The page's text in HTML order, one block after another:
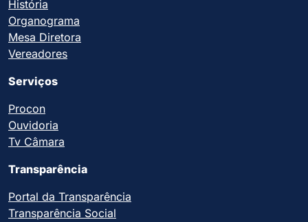
História
Organograma
Mesa Diretora
Vereadores
Serviços
Procon
Ouvidoria
Tv Câmara
Transparência
Portal da Transparência
Transparência Social